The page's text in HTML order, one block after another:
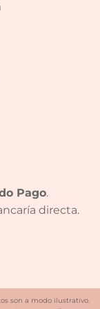
Pago.
directa.
son a modo ilustrativo.